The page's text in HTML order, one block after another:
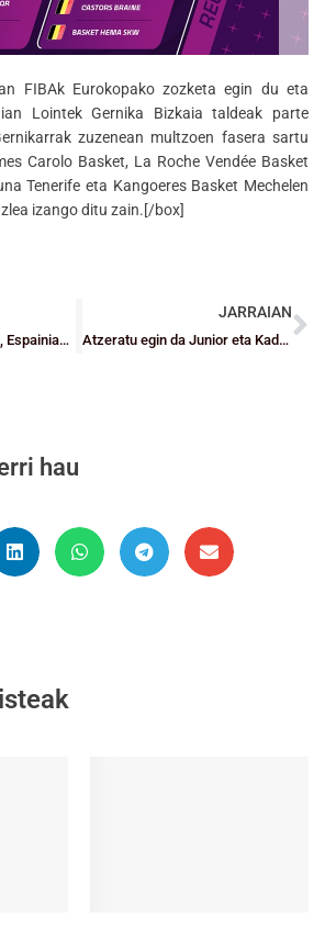
FIBAk Eurokopako zozketa egin du eta
Lointek Gernika Bizkaia taldeak parte
zuzenean multzoen fasera sartu
Carolo Basket, La Roche Vendée Basket
Tenerife eta Kangoeres Basket Mechelen
izango ditu zain.[/box]
Bizkaiko bost jokalari, Espainiako aurreselekzioetan
JARRAIAN
Atzeratu egin da Junior eta Kadeteen lehiaketen hasiera
hau